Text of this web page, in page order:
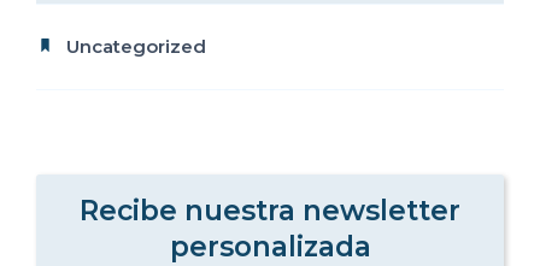
Uncategorized
Recibe nuestra newsletter
personalizada